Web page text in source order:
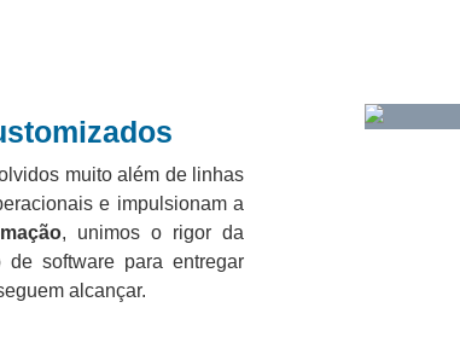
muito além de linhas
e impulsionam a
, unimos o rigor da
de software para entregar
alcançar.